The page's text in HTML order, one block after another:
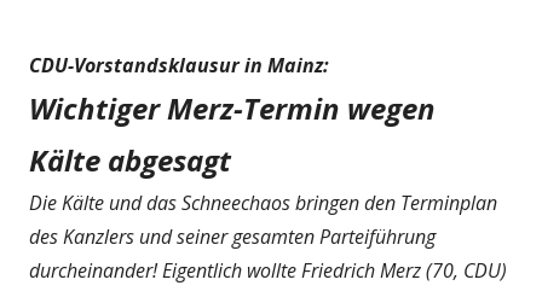
CDU-Vorstandsklausur in Mainz:
Wichtiger Merz-Termin wegen
Kälte abgesagt
Die Kälte und das Schneechaos bringen den Terminplan
des Kanzlers und seiner gesamten Parteiführung
durcheinander! Eigentlich wollte Friedrich Merz (70, CDU)